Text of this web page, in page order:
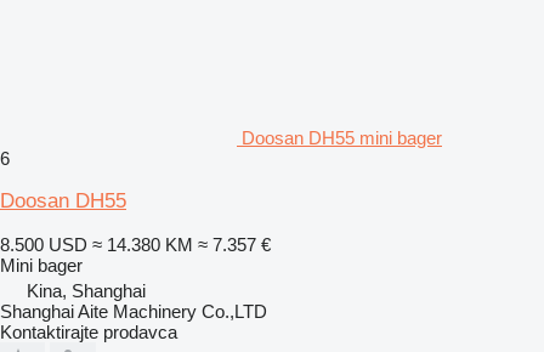
Doosan DH55 mini bager
6
Doosan DH55
8.500 USD ≈ 14.380 KM ≈ 7.357 €
Mini bager
Kina, Shanghai
Shanghai Aite Machinery Co.,LTD
Kontaktirajte prodavca